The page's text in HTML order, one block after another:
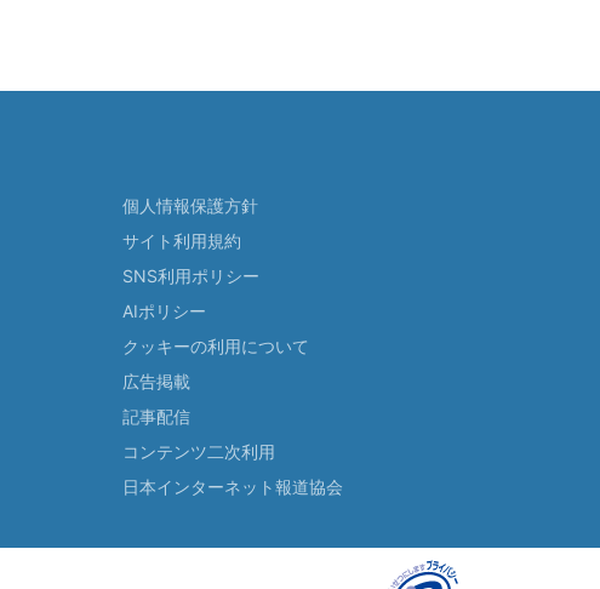
個人情報保護方針
サイト利用規約
SNS利用ポリシー
AIポリシー
クッキーの利用について
広告掲載
記事配信
コンテンツ二次利用
日本インターネット報道協会